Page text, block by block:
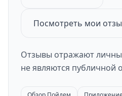
Посмотреть мои
Отзывы отражают
не являются публичной